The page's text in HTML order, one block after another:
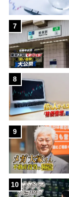
7
8
9
10